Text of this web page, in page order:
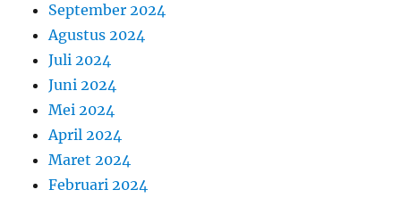
September 2024
Agustus 2024
Juli 2024
Juni 2024
Mei 2024
April 2024
Maret 2024
Februari 2024